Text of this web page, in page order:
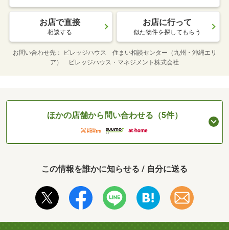
お店で直接
相談する
お店に行って
似た物件を探してもらう
お問い合わせ先
ビレッジハウス 住まい相談センター（九州・沖縄エリ
ア） ビレッジハウス・マネジメント株式会社
ほかの店舗から問い合わせる（5件）
この情報を誰かに知らせる / 自分に送る